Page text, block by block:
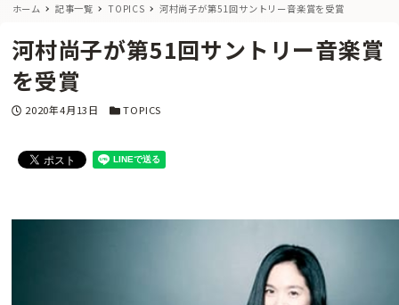
ホーム 記事一覧 TOPICS 河村尚子が第51回サントリー音楽賞を受賞
河村尚子が第51回サントリー音楽賞
を受賞
投稿日
2020年4月13日 カテゴリー
TOPICS